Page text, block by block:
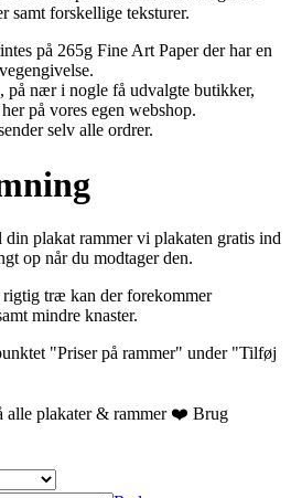
samt forskellige teksturer.
på 265g Fine Art Paper der har en
på nær i nogle få udvalgte butikker,
på vores egen webshop.
selv alle ordrer.
plakat rammer vi plakaten gratis ind
op når du modtager den.
træ kan der forekommer
mindre knaster.
"Priser på rammer" under "Tilføj
alle plakater & rammer ❤️ Brug